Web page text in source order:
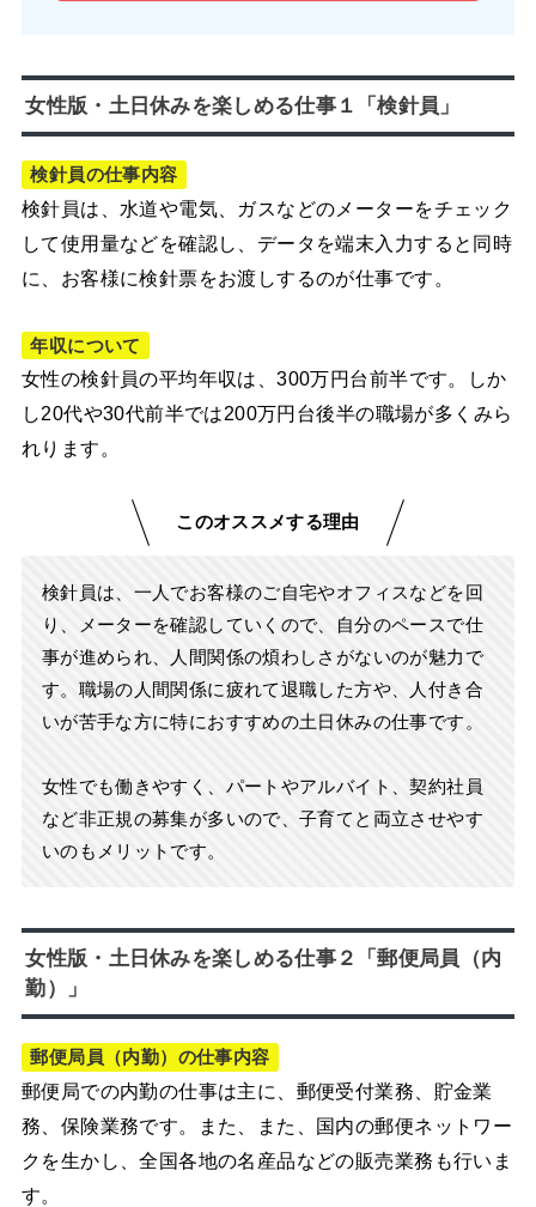
女性版・土日休みを楽しめる仕事１「検針員」
検針員の仕事内容
検針員は、水道や電気、ガスなどのメーターをチェック
して使用量などを確認し、データを端末入力すると同時
に、お客様に検針票をお渡しするのが仕事です。
年収について
女性の検針員の平均年収は、300万円台前半です。しか
し20代や30代前半では200万円台後半の職場が多くみら
れります。
このオススメする理由
検針員は、一人でお客様のご自宅やオフィスなどを回
り、メーターを確認していくので、自分のペースで仕
事が進められ、人間関係の煩わしさがないのが魅力で
す。職場の人間関係に疲れて退職した方や、人付き合
いが苦手な方に特におすすめの土日休みの仕事です。
女性でも働きやすく、パートやアルバイト、契約社員
など非正規の募集が多いので、子育てと両立させやす
いのもメリットです。
女性版・土日休みを楽しめる仕事２「郵便局員（内
勤）」
郵便局員（内勤）の仕事内容
郵便局での内勤の仕事は主に、郵便受付業務、貯金業
務、保険業務です。また、また、国内の郵便ネットワー
クを生かし、全国各地の名産品などの販売業務も行いま
す。